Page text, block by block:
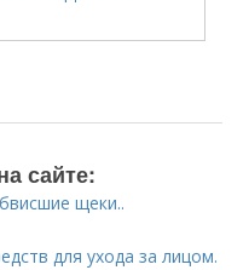
сайте:
щеки..
для ухода за лицом.